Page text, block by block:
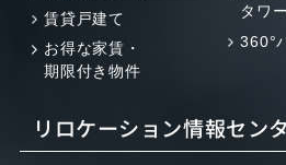
賃貸戸建て
お得な家賃・
期限付き物件
タワ
360°
リロケーション情報セン